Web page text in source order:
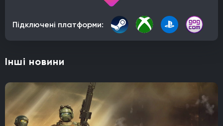
Підключені платформи:
Інші новини